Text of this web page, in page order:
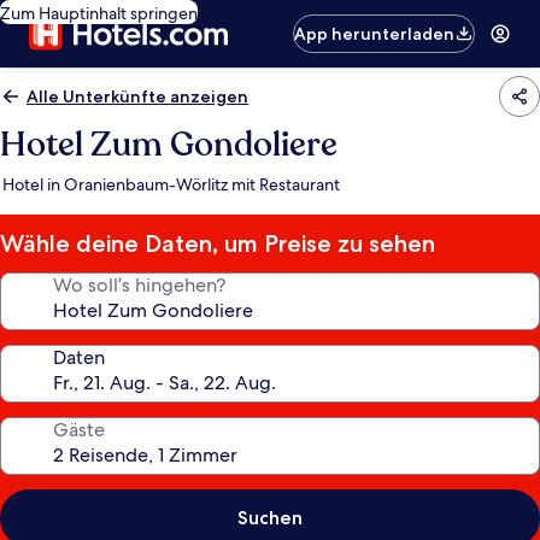
Zum Hauptinhalt springen
App herunterladen
Alle Unterkünfte anzeigen
Hotel Zum Gondoliere
Hotel in Oranienbaum-Wörlitz mit Restaurant
Wähle deine Daten, um Preise zu sehen
Wo soll’s hingehen?
Daten
Gäste
Suchen